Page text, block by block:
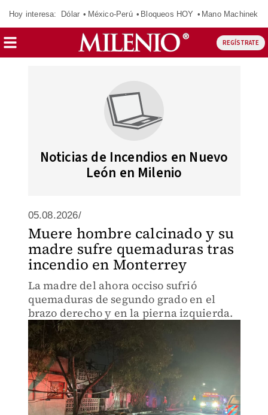
Hoy interesa: Dólar México-Perú Bloqueos HOY Mano Machinek
REGÍSTRATE
Noticias de Incendios en Nuevo
León en Milenio
05.08.2026/
Muere hombre calcinado y su
madre sufre quemaduras tras
incendio en Monterrey
La madre del ahora occiso sufrió
quemaduras de segundo grado en el
brazo derecho y en la pierna izquierda.